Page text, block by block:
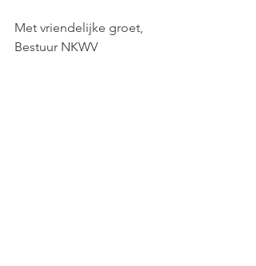
Met vriendelijke groet,
Bestuur NKWV